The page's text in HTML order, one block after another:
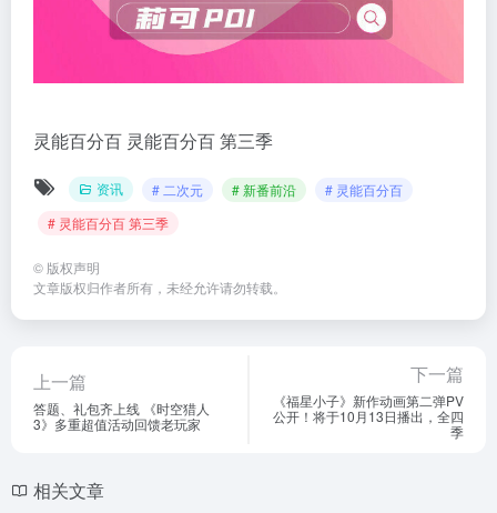
灵能百分百 灵能百分百 第三季
资讯 # 二次元 # 新番前沿
# 灵能百分百
# 灵能百分百 第三季
© 版权声明
文章版权归作者所有，未经允许请勿转载。
上一篇
答题、礼包齐上线 《时空猎人
3》多重超值活动回馈老玩家
下一篇
《福星小子》新作动画第二弹PV
公开！将于10月13日播出，全四
季
相关文章